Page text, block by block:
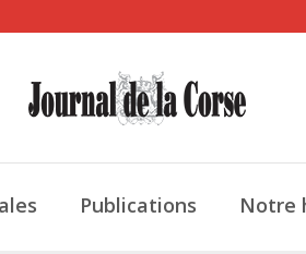
Publications Notre